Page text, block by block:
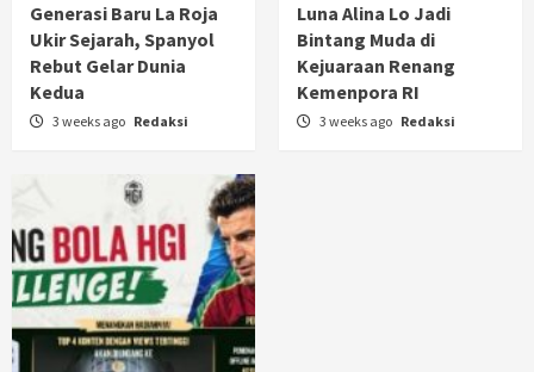
Generasi Baru La Roja
Ukir Sejarah, Spanyol
Rebut Gelar Dunia
Kedua
3 weeks ago Redaksi
Luna Alina Lo Jadi
Bintang Muda di
Kejuaraan Renang
Kemenpora RI
3 weeks ago Redaksi